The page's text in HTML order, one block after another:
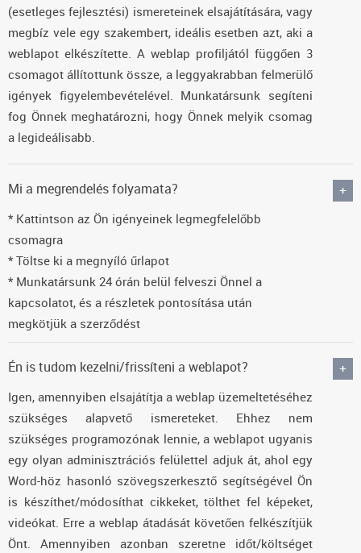
(esetleges fejlesztési) ismereteinek elsajátítására, vagy
megbíz vele egy szakembert, ideális esetben azt, aki a
weblapot elkészítette. A weblap profiljától függően 3
csomagot állítottunk össze, a leggyakrabban felmerülő
igények figyelembevételével. Munkatársunk segíteni
fog Önnek meghatározni, hogy Önnek melyik csomag
a legideálisabb.
Mi a megrendelés folyamata?
* Kattintson az Ön igényeinek legmegfelelőbb
csomagra
* Töltse ki a megnyíló űrlapot
* Munkatársunk 24 órán belül felveszi Önnel a
kapcsolatot, és a részletek pontosítása után
megkötjük a szerződést
Én is tudom kezelni/frissíteni a weblapot?
Igen, amennyiben elsajátítja a weblap üzemeltetéséhez
szükséges alapvető ismereteket. Ehhez nem
szükséges programozónak lennie, a weblapot ugyanis
egy olyan adminisztrációs felülettel adjuk át, ahol egy
Word-höz hasonló szövegszerkesztő segítségével Ön
is készíthet/módosíthat cikkeket, tölthet fel képeket,
videókat. Erre a weblap átadását követően felkészítjük
Önt. Amennyiben azonban szeretne időt/költséget